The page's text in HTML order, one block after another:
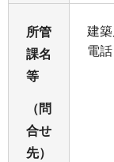
所管
課名
等
（問
合せ
先）
建
電